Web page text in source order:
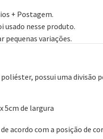
+ Postagem.
nesse produto.
pequenas variações.
possui uma
5cm de largura
acordo com a posição de